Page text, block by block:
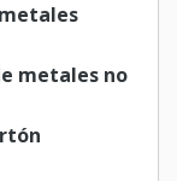
metales no